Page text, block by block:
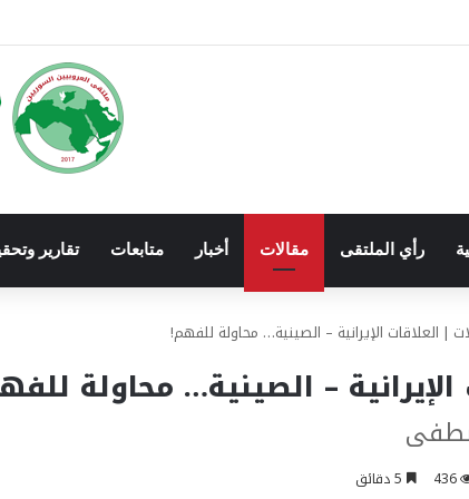
رأي الملتقى مقالات أخبار متابعات تقارير
| العلاقات الإيرانية – الصينية… محاولة للفهم!‏
الإيرانية – الصينية… محاولة
436